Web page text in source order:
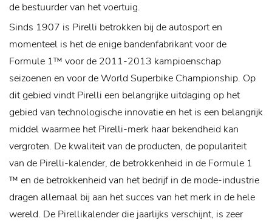
de bestuurder van het voertuig.
Sinds 1907 is Pirelli betrokken bij de autosport en
momenteel is het de enige bandenfabrikant voor de
Formule 1™ voor de 2011-2013 kampioenschap
seizoenen en voor de World Superbike Championship. Op
dit gebied vindt Pirelli een belangrijke uitdaging op het
gebied van technologische innovatie en het is een belangrijk
middel waarmee het Pirelli-merk haar bekendheid kan
vergroten. De kwaliteit van de producten, de populariteit
van de Pirelli-kalender, de betrokkenheid in de Formule 1
™ en de betrokkenheid van het bedrijf in de mode-industrie
dragen allemaal bij aan het succes van het merk in de hele
wereld. De Pirellikalender die jaarlijks verschijnt, is zeer